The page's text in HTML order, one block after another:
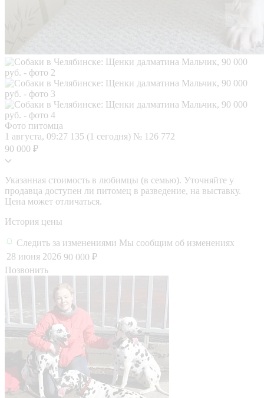
Фото питомца
1 августа, 09:27 135 (1 сегодня) № 126 772
90 000 ₽
Указанная стоимость в любимцы (в семью). Уточняйте у
продавца доступен ли питомец в разведение, на выставку.
Цена может отличаться.
История цены
Следить за изменениями Мы сообщим об изменениях
28 июня 2026 90 000 ₽
Позвонить